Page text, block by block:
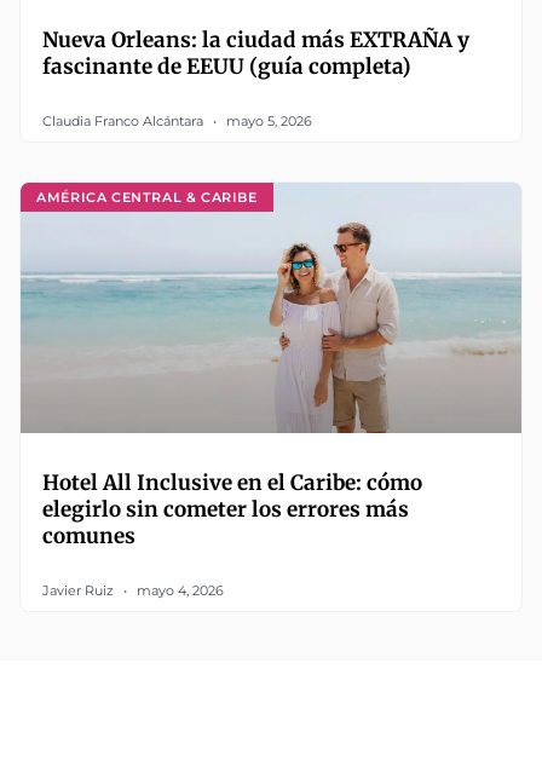
Nueva Orleans: la ciudad más EXTRAÑA y
fascinante de EEUU (guía completa)
Claudia Franco Alcántara mayo 5, 2026
AMÉRICA CENTRAL & CARIBE
Hotel All Inclusive en el Caribe: cómo
elegirlo sin cometer los errores más
comunes
Javier Ruiz mayo 4, 2026